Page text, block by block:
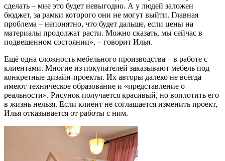
сделать – мне это будет невыгодно. А у людей заложен
бюджет, за рамки которого они не могут выйти. Главная
проблема – непонятно, что будет дальше, если цены на
материалы продолжат расти. Можно сказать, мы сейчас в
подвешенном состоянии», – говорит Илья.
Ещё одна сложность мебельного производства – в работе с
клиентами. Многие из покупателей заказывают мебель под
конкретные дизайн-проекты. Их авторы далеко не всегда
имеют техническое образование и «представление о
реальности». Рисунок получается красивый, но воплотить его
в жизнь нельзя. Если клиент не соглашается изменить проект,
Илья отказывается от работы с ним.